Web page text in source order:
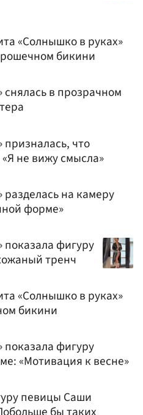
«Солнышко в руках»
бикини
снялась в прозрачном
призналась, что
не вижу смысла»
разделась на камеру
форме»
показала фигуру
тренч
«Солнышко в руках»
бикини
показала фигуру
«Мотивация к весне»
певицы Саши